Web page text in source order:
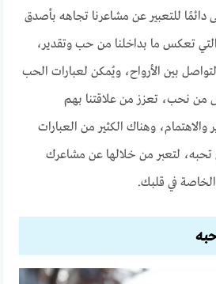
للتعبير عن مشاعرنا تجاهه بأصدق
تعكس ما بداخلنا من حب وتقدير،
بين الأرواح، ويُمكن لعبارات الحب
من نحب، تعزز من علاقتنا بهم
وهناك الكثير من العبارات
لتعبر من خلالها عن مشاعرك
في قلبك.